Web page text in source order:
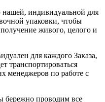
индивидуальной для
упаковки, чтобы
живого, целого и
для каждого Заказа,
транспортироваться
менеджеров по работе с
бережно проводим все